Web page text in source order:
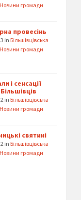
Новини громади
провесінь
inБільшівцівська
Новини громади
і сенсації
inБільшівцівська
Новини громади
святині
inБільшівцівська
Новини громади